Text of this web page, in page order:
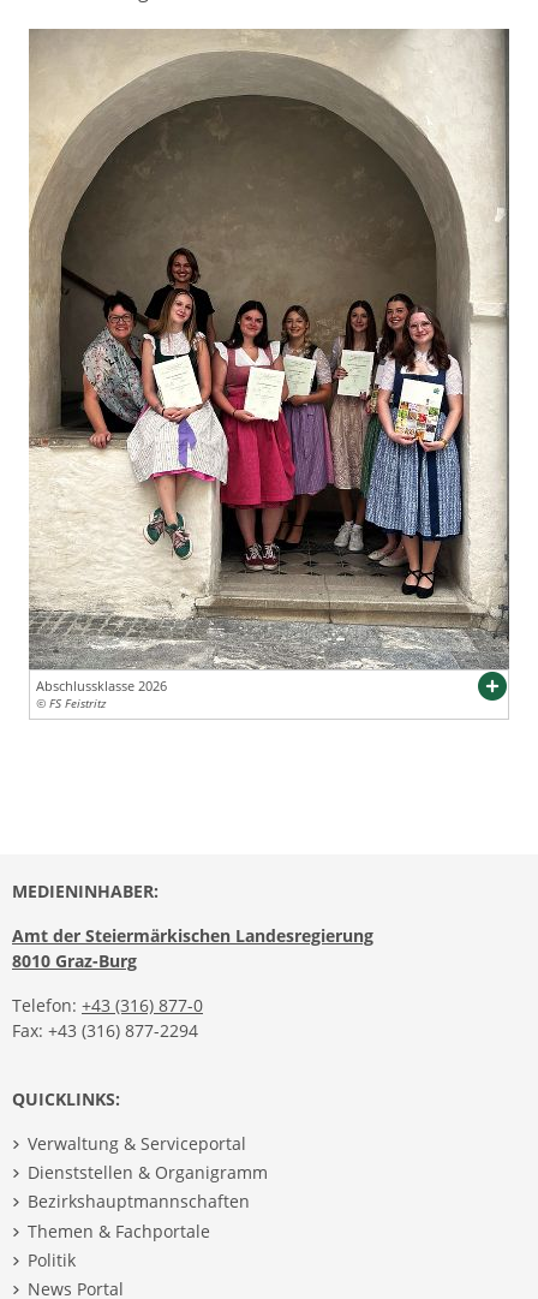
Abschlussklasse 2026
© FS Feistritz
MEDIENINHABER:
Amt der Steiermärkischen Landesregierung
8010 Graz-Burg
Telefon: +43 (316) 877-0
Fax: +43 (316) 877-2294
QUICKLINKS:
Verwaltung & Serviceportal
Dienststellen & Organigramm
Bezirkshauptmannschaften
Themen & Fachportale
Politik
News Portal